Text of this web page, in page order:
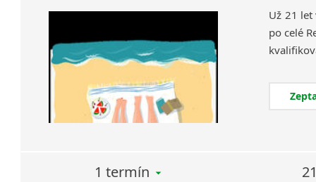
Už 21 let
po celé
1 termín